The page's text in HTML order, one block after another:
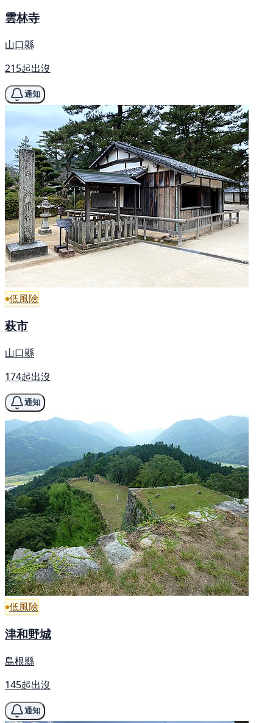
雲林寺
山口縣
215起出沒
通知
低風險
萩市
山口縣
174起出沒
通知
低風險
津和野城
島根縣
145起出沒
通知